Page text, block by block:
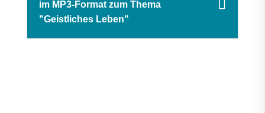
im MP3-Format zum Thema
"Geistliches Leben"